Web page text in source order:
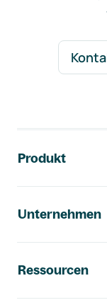
Produkt
Unternehmen
Ressourcen